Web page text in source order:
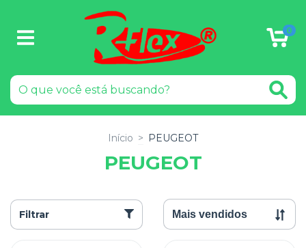
0
Início > PEUGEOT
PEUGEOT
Filtrar